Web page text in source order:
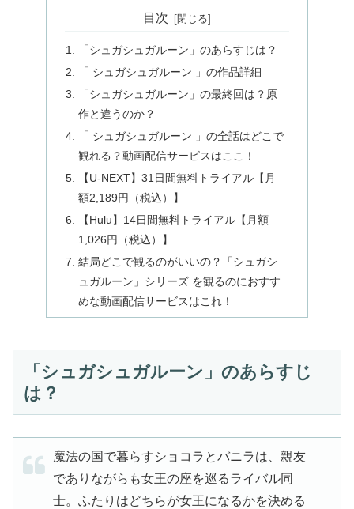
目次
「シュガシュガルーン」のあらすじは？
「 シュガシュガルーン 」の作品詳細
「シュガシュガルーン」の最終回は？原
作と違うのか？
「 シュガシュガルーン 」の全話はどこで
観れる？動画配信サービスはここ！
【U-NEXT】31日間無料トライアル【月
額2,189円（税込）】
【Hulu】14日間無料トライアル【月額
1,026円（税込）】
結局どこで観るのがいいの？「シュガシ
ュガルーン」シリーズ を観るのにおすす
めな動画配信サービスはこれ！
「シュガシュガルーン」のあらすじ
は？
魔法の国で暮らすショコラとバニラは、親友
でありながらも女王の座を巡るライバル同
士。ふたりはどちらが女王になるかを決める